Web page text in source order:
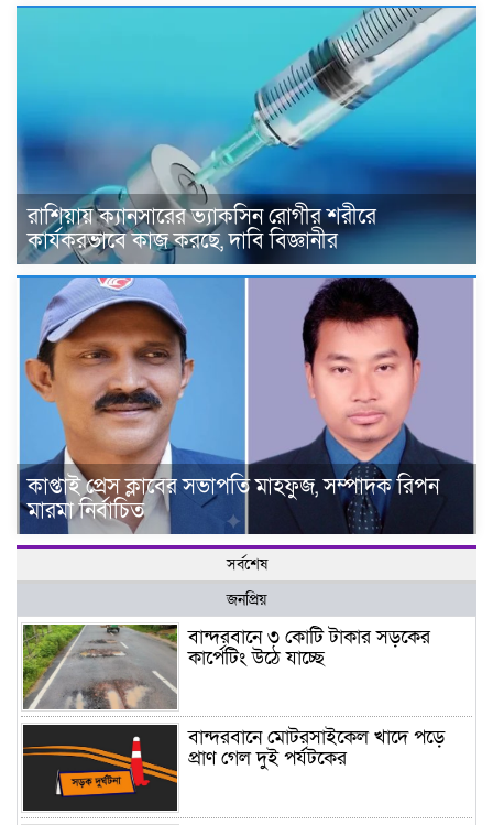
রাশিয়ায় ক্যানসারের ভ্যাকসিন রোগীর শরীরে
কার্যকরভাবে কাজ করছে, দাবি বিজ্ঞানীর
কাপ্তাই প্রেস ক্লাবের সভাপতি মাহফুজ, সম্পাদক রিপন
মারমা নির্বাচিত
সর্বশেষ
জনপ্রিয়
বান্দরবানে ৩ কোটি টাকার সড়কের
কার্পেটিং উঠে যাচ্ছে
বান্দরবানে মোটরসাইকেল খাদে পড়ে
প্রাণ গেল দুই পর্যটকের